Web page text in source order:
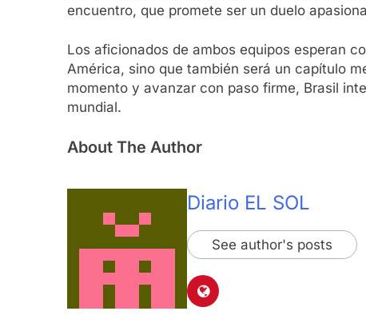
encuentro, que promete ser un duelo
Los aficionados de ambos equipos esperan
América, sino que también será un capítulo
momento y avanzar con paso firme, Brasil
mundial.
About The Author
Diario EL SOL
See author's posts